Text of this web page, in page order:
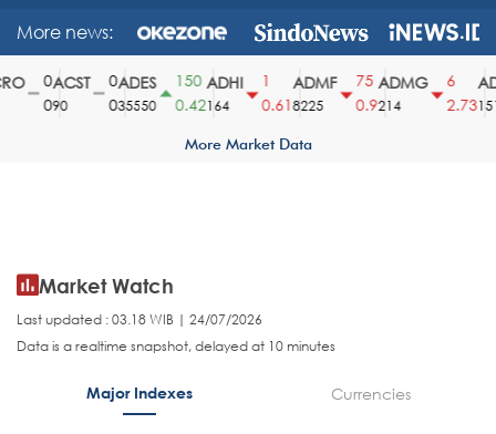
More news:
ACST
90
ADES
35550
150
0.42
ADHI
164
0.61
ADMF
8225
75
0.9
ADMG
214
2.731510
More Market Data
Market Watch
Last updated : 03.18 WIB | 24/07/2026
Data is a realtime snapshot, delayed at 10 minutes
Major Indexes Currencies